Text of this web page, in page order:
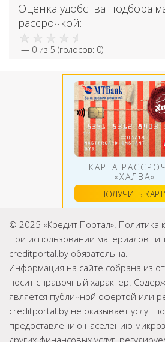
Оценка удобства подбора
рассрочкой:
— 0 из 5 (голосов: 0)
КАРТА
«ХАЛВА»
ПОЛУЧИТЬ
© 2025 «Кредит Портал». Политика
При использовании материалов
creditportal.by обязательна.
Информация на сайте собрана из
носит справочный характер.
является публичной офертой или
creditportal.by не оказывает услуг
предоставлению населению
других финансовых услуг,